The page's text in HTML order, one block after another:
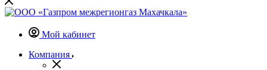
Мой кабинет
Компания